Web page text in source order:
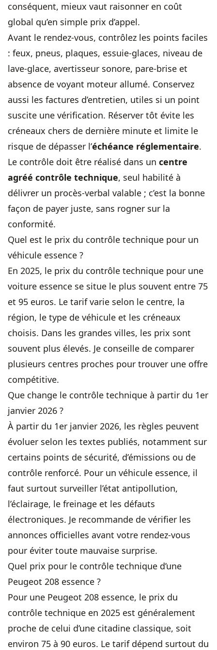
conséquent, mieux vaut raisonner en coût
global qu’en simple prix d’appel.
Avant le rendez-vous, contrôlez les points faciles
: feux, pneus, plaques, essuie-glaces, niveau de
lave-glace, avertisseur sonore, pare-brise et
absence de voyant moteur allumé. Conservez
aussi les factures d’entretien, utiles si un point
suscite une vérification. Réserver tôt évite les
créneaux chers de dernière minute et limite le
risque de dépasser l’échéance réglementaire.
Le contrôle doit être réalisé dans un centre
agréé contrôle technique, seul habilité à
délivrer un procès-verbal valable ; c’est la bonne
façon de payer juste, sans rogner sur la
conformité.
Quel est le prix du contrôle technique pour un
véhicule essence ?
En 2025, le prix du contrôle technique pour une
voiture essence se situe le plus souvent entre 75
et 95 euros. Le tarif varie selon le centre, la
région, le type de véhicule et les créneaux
choisis. Dans les grandes villes, les prix sont
souvent plus élevés. Je conseille de comparer
plusieurs centres proches pour trouver une offre
compétitive.
Que change le contrôle technique à partir du 1er
janvier 2026 ?
À partir du 1er janvier 2026, les règles peuvent
évoluer selon les textes publiés, notamment sur
certains points de sécurité, d’émissions ou de
contrôle renforcé. Pour un véhicule essence, il
faut surtout surveiller l’état antipollution,
l’éclairage, le freinage et les défauts
électroniques. Je recommande de vérifier les
annonces officielles avant votre rendez-vous
pour éviter toute mauvaise surprise.
Quel prix pour le contrôle technique d’une
Peugeot 208 essence ?
Pour une Peugeot 208 essence, le prix du
contrôle technique en 2025 est généralement
proche de celui d’une citadine classique, soit
environ 75 à 90 euros. Le tarif dépend surtout du